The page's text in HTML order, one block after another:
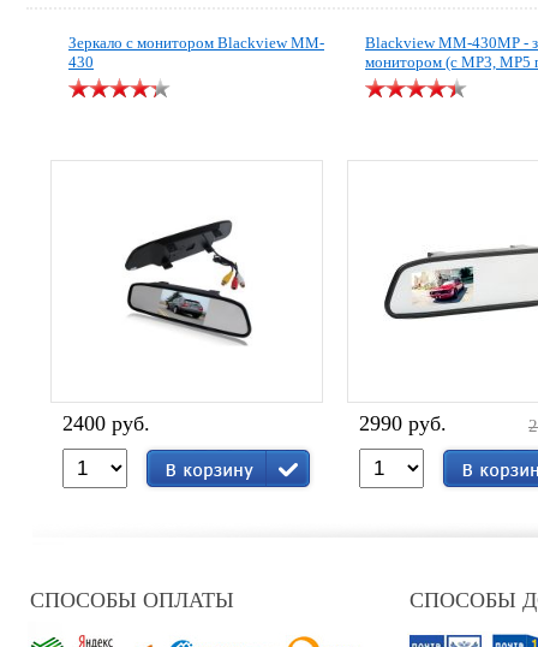
Зеркало с монитором Blackview MM-
430
2400 руб.
Blackview MM-430MP -
монитором (с МР3, MP5
2990 руб.
СПОСОБЫ ОПЛАТЫ СПОСОБЫ